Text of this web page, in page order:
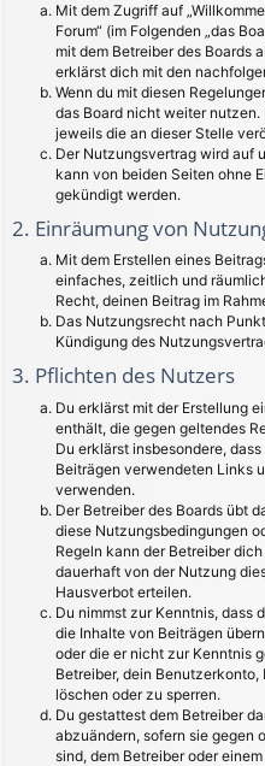
Mit dem Zugriff auf
Forum“ (im Folgenden „das
mit dem Betreiber des Boards
erklärst dich mit den
Wenn du mit diesen
das Board nicht weiter nutzen.
jeweils die an dieser Stelle
Der Nutzungsvertrag wird auf
kann von beiden Seiten ohne
gekündigt werden.
2. Einräumung von
Mit dem Erstellen eines
einfaches, zeitlich und
Recht, deinen Beitrag im
Das Nutzungsrecht nach
Kündigung des
3. Pflichten des Nutzers
Du erklärst mit der Erstellung
enthält, die gegen geltendes
Du erklärst insbesondere,
Beiträgen verwendeten Links
verwenden.
Der Betreiber des Boards übt
diese Nutzungsbedingungen
Regeln kann der Betreiber
dauerhaft von der Nutzung
Hausverbot erteilen.
Du nimmst zur Kenntnis, dass
die Inhalte von Beiträgen
oder die er nicht zur Kenntnis
Betreiber, dein
löschen oder zu sperren.
Du gestattest dem Betreiber
abzuändern, sofern sie gegen
sind, dem Betreiber oder